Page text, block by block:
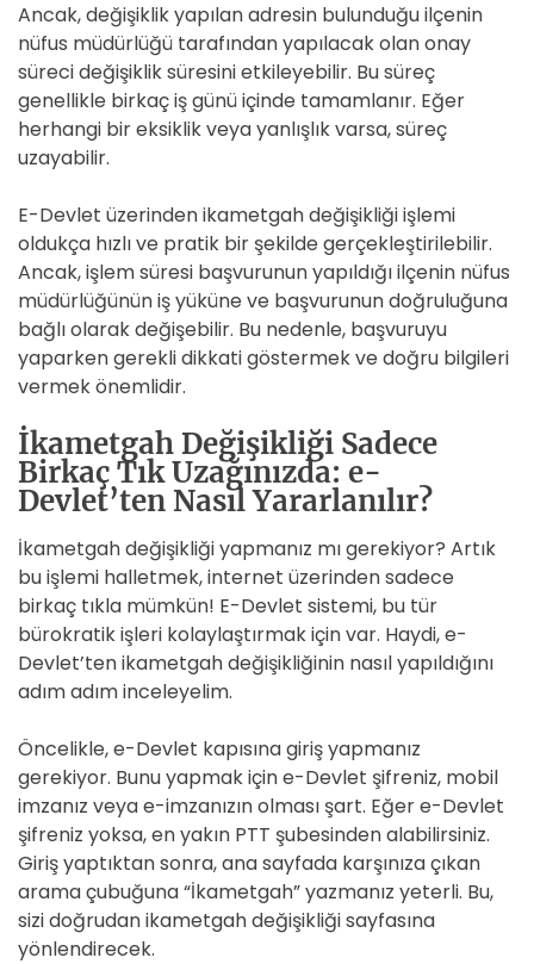
Ancak, değişiklik yapılan adresin bulunduğu ilçenin
nüfus müdürlüğü tarafından yapılacak olan onay
süreci değişiklik süresini etkileyebilir. Bu süreç
genellikle birkaç iş günü içinde tamamlanır. Eğer
herhangi bir eksiklik veya yanlışlık varsa, süreç
uzayabilir.
E-Devlet üzerinden ikametgah değişikliği işlemi
oldukça hızlı ve pratik bir şekilde gerçekleştirilebilir.
Ancak, işlem süresi başvurunun yapıldığı ilçenin nüfus
müdürlüğünün iş yüküne ve başvurunun doğruluğuna
bağlı olarak değişebilir. Bu nedenle, başvuruyu
yaparken gerekli dikkati göstermek ve doğru bilgileri
vermek önemlidir.
İkametgah Değişikliği Sadece
Birkaç Tık Uzağınızda: e-
Devlet’ten Nasıl Yararlanılır?
İkametgah değişikliği yapmanız mı gerekiyor? Artık
bu işlemi halletmek, internet üzerinden sadece
birkaç tıkla mümkün! E-Devlet sistemi, bu tür
bürokratik işleri kolaylaştırmak için var. Haydi, e-
Devlet’ten ikametgah değişikliğinin nasıl yapıldığını
adım adım inceleyelim.
Öncelikle, e-Devlet kapısına giriş yapmanız
gerekiyor. Bunu yapmak için e-Devlet şifreniz, mobil
imzanız veya e-imzanızın olması şart. Eğer e-Devlet
şifreniz yoksa, en yakın PTT şubesinden alabilirsiniz.
Giriş yaptıktan sonra, ana sayfada karşınıza çıkan
arama çubuğuna “İkametgah” yazmanız yeterli. Bu,
sizi doğrudan ikametgah değişikliği sayfasına
yönlendirecek.